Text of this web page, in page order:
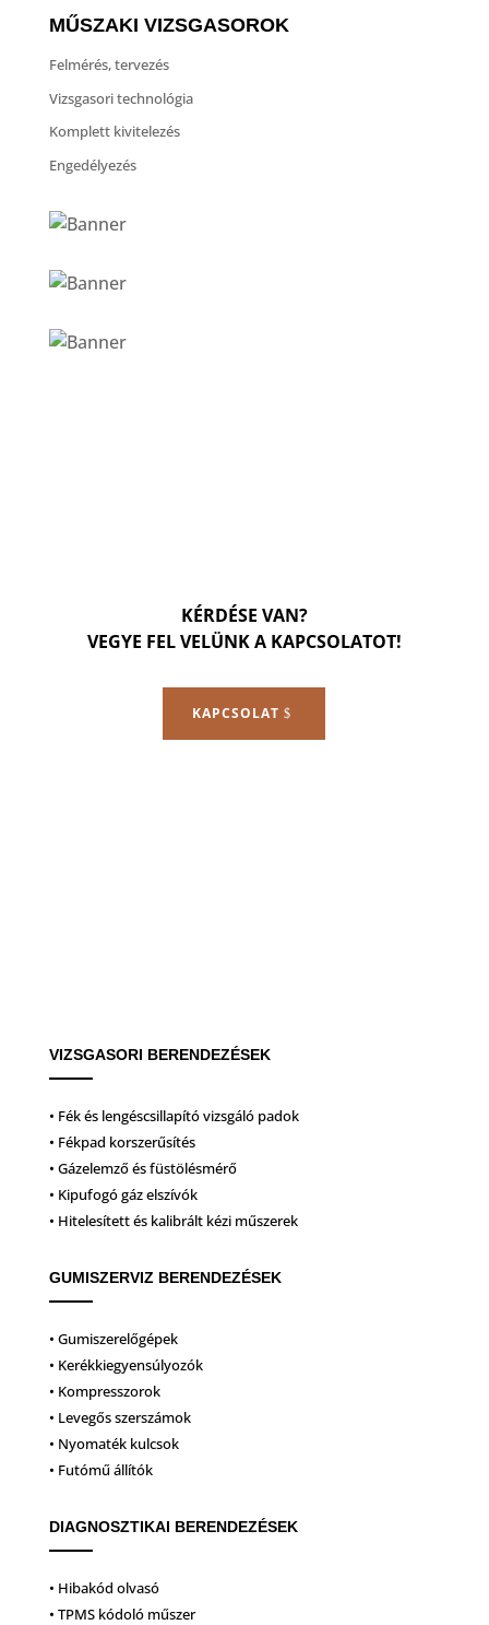
MŰSZAKI VIZSGASOROK
Felmérés, tervezés
Vizsgasori technológia
Komplett kivitelezés
Engedélyezés
KÉRDÉSE VAN?
VEGYE FEL VELÜNK A KAPCSOLATOT!
KAPCSOLAT
VIZSGASORI BERENDEZÉSEK
• Fék és lengéscsillapító vizsgáló padok
• Fékpad korszerűsítés
• Gázelemző és füstölésmérő
• Kipufogó gáz elszívók
• Hitelesített és kalibrált kézi műszerek
GUMISZERVIZ BERENDEZÉSEK
• Gumiszerelőgépek
• Kerékkiegyensúlyozók
• Kompresszorok
• Levegős szerszámok
• Nyomaték kulcsok
• Futómű állítók
DIAGNOSZTIKAI BERENDEZÉSEK
• Hibakód olvasó
• TPMS kódoló műszer